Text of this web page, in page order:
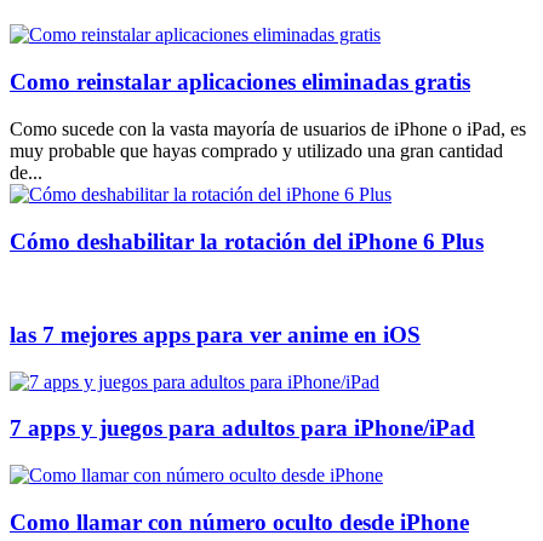
Como reinstalar aplicaciones eliminadas gratis
Como sucede con la vasta mayoría de usuarios de iPhone o iPad, es
muy probable que hayas comprado y utilizado una gran cantidad
de...
Cómo deshabilitar la rotación del iPhone 6 Plus
las 7 mejores apps para ver anime en iOS
7 apps y juegos para adultos para iPhone/iPad
Como llamar con número oculto desde iPhone